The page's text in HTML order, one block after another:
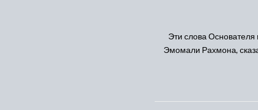
Эти слова
Эмомали Рахмона,